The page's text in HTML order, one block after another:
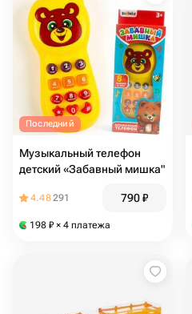
Последний
Музыкальный телефон
детский «Забавный мишка"
4.48291 790₽
198 ₽ × 4 платежа